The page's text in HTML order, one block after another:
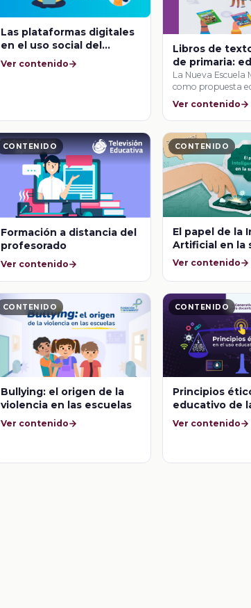
Las plataformas digitales
en el uso social del
lenguaje
Ver contenido
Libros de
de primaria:
para
contextos
La Nueva Escuela
como propuesta
gobierno de
Ver contenido
CONTENIDO
Formación a distancia del
profesorado
Ver contenido
CONTENIDO
El papel de la
Artificial en la
mental
Ver contenido
CONTENIDO
Bullying: el origen de la
violencia en las escuelas
Ver contenido
CONTENIDO
Principios
educativo de
Ver contenido